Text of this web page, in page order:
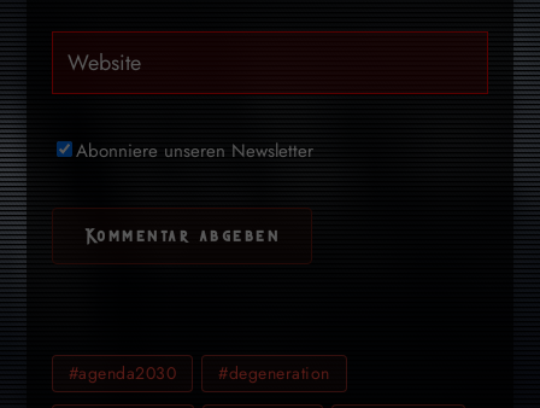
Abonniere unseren Newsletter
#agenda2030 #degeneration